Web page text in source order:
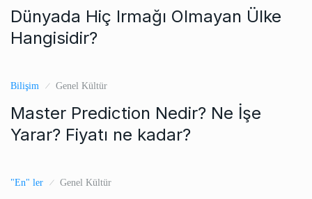
Dünyada Hiç Irmağı Olmayan Ülke
Hangisidir?
Bilişim Genel Kültür
Master Prediction Nedir? Ne İşe
Yarar? Fiyatı ne kadar?
"En" ler Genel Kültür